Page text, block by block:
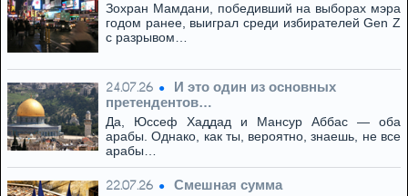
Зохран Мамдани, победивший на выборах мэра
годом ранее, выиграл среди избирателей Gen Z
с разрывом…
24.07.26
И это один из основных
претендентов…
Да, Юссеф Хаддад и Мансур Аббас — оба
арабы. Однако, как ты, вероятно, знаешь, не все
арабы…
22.07.26 Смешная сумма